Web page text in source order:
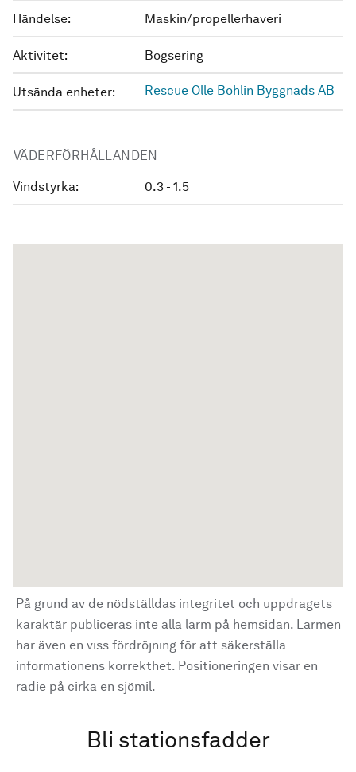
Händelse: Maskin/propellerhaveri
Aktivitet: Bogsering
Utsända enheter: Rescue Olle Bohlin Byggnads AB
VÄDERFÖRHÅLLANDEN
Vindstyrka: 0.3 - 1.5
På grund av de nödställdas integritet och uppdragets
karaktär publiceras inte alla larm på hemsidan. Larmen
har även en viss fördröjning för att säkerställa
informationens korrekthet. Positioneringen visar en
radie på cirka en sjömil.
Bli stationsfadder